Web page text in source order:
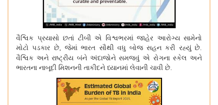
વૈશ્વિક પ્રયાસો છતાં ટીબી એ વિશ્વભરમાં જાહેર આરોગ્ય સામેનો
મોટો પડકાર છે,જેમાં ભારત સૌથી વધુ બોજ સહન કરી રહ્યું છે.
વૈશ્વિક અને રાષ્ટ્રીય બંને અંદાજોને સમજવું એ રોગના સ્કેલ અને
ભારતના નાબૂદી મિશનની તાકીદને ધ્યાનમાં લેવાની ચાવી છે.